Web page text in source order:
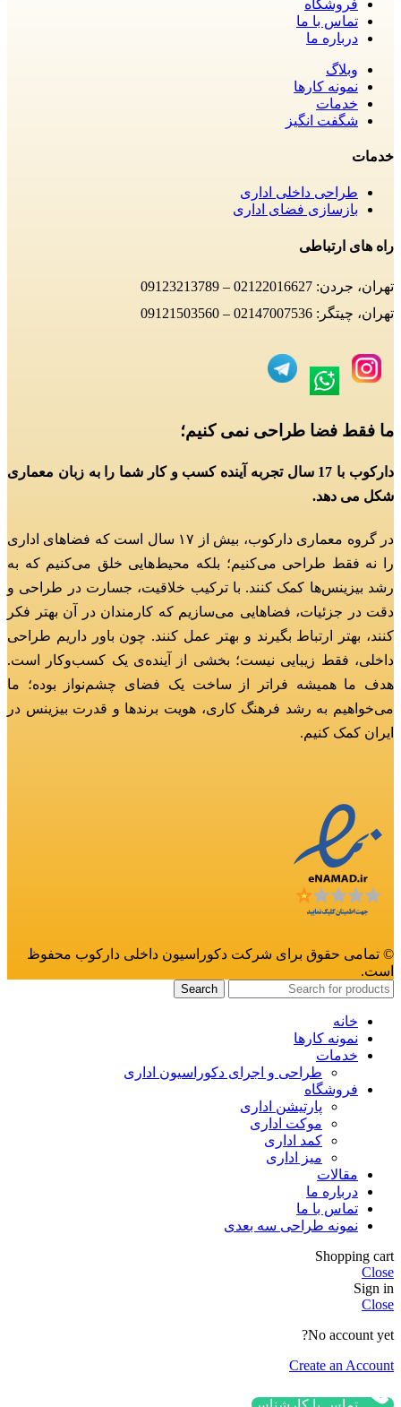
فروشگاه
تماس با ما
درباره ما
وبلاگ
نمونه کارها
خدمات
شگفت انگیز
خدمات
طراحی داخلی اداری
بازسازی فضای اداری
راه های ارتباطی
تهران، جردن: 02122016627 – 09123213789
تهران، چیتگر: 02147007536 – 09121503560
ما فقط فضا طراحی نمی کنیم؛
دارکوب با 17 سال تجربه آینده کسب و کار شما را به زبان معماری
شکل می دهد.
در گروه معماری دارکوب، بیش از ۱۷ سال است که فضاهای اداری
را نه فقط طراحی می‌کنیم؛ بلکه محیط‌هایی خلق می‌کنیم که به
رشد بیزینس‌ها کمک کنند. با ترکیب خلاقیت، جسارت در طراحی و
دقت در جزئیات، فضاهایی می‌سازیم که کارمندان در آن بهتر فکر
کنند، بهتر ارتباط بگیرند و بهتر عمل کنند. چون باور داریم طراحی
داخلی، فقط زیبایی نیست؛ بخشی از آینده‌ی یک کسب‌وکار است.
هدف ما همیشه فراتر از ساخت یک فضای چشم‌نواز بوده؛ ما
می‌خواهیم به رشد فرهنگ کاری، هویت برندها و قدرت بیزینس در
ایران کمک کنیم.
© تمامی حقوق برای شرکت دکوراسیون داخلی دارکوب محفوظ
است.
Search
خانه
نمونه کارها
خدمات
طراحی و اجرای دکوراسیون اداری
فروشگاه
پارتیشن اداری
موکت اداری
کمد اداری
میز اداری
مقالات
درباره ما
تماس با ما
نمونه طراحی سه بعدی
Shopping cart
Close
Sign in
Close
No account yet?
Create an Account